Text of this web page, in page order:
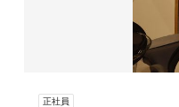
正社員